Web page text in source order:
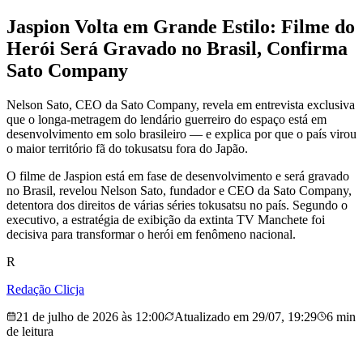
Jaspion Volta em Grande Estilo: Filme do
Herói Será Gravado no Brasil, Confirma
Sato Company
Nelson Sato, CEO da Sato Company, revela em entrevista exclusiva
que o longa-metragem do lendário guerreiro do espaço está em
desenvolvimento em solo brasileiro — e explica por que o país virou
o maior território fã do tokusatsu fora do Japão.
O filme de Jaspion está em fase de desenvolvimento e será gravado
no Brasil, revelou Nelson Sato, fundador e CEO da Sato Company,
detentora dos direitos de várias séries tokusatsu no país. Segundo o
executivo, a estratégia de exibição da extinta TV Manchete foi
decisiva para transformar o herói em fenômeno nacional.
R
Redação Clicja
21 de julho de 2026 às 12:00
Atualizado em 29/07, 19:29
6 min
de leitura